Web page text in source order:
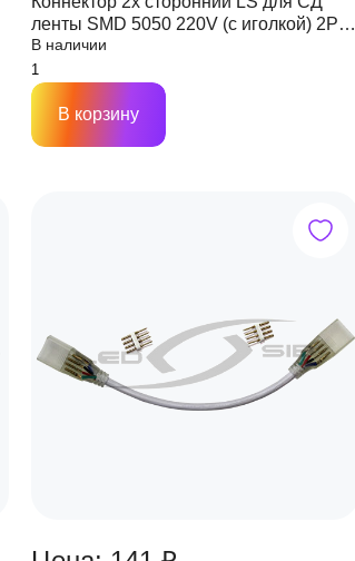
ленты SMD 5050 220V (с иголкой) 2PIN
10мм. провод 15см
В наличии
В корзину